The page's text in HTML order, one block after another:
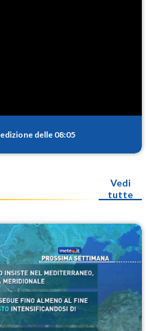
edizione delle 08:05
Vedi
tutte